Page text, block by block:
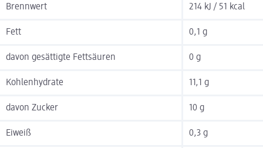
Brennwert 214 kJ / 51 kcal
Fett 0,1 g
davon gesättigte Fettsäuren 0 g
Kohlenhydrate 11,1 g
davon Zucker 10 g
Eiweiß 0,3 g